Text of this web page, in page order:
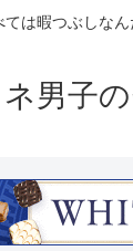
ては暇つぶしなん
男子